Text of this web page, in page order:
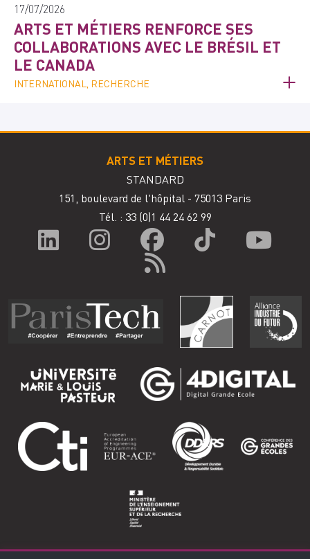
17/07/2026
ARTS ET MÉTIERS RENFORCE SES
COLLABORATIONS AVEC LE BRÉSIL ET
LE CANADA
INTERNATIONAL, RECHERCHE
ARTS ET MÉTIERS
STANDARD
151, boulevard de l'hôpital - 75013 Paris
Tél. : 33 (0)1 44 24 62 99